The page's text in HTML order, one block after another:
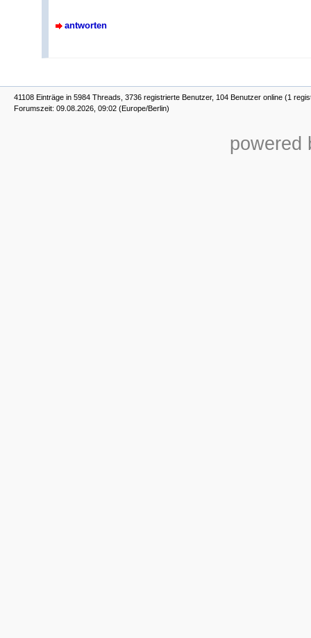
antworten
41108 Einträge in 5984 Threads, 3736 registrierte Benutzer, 104 Benutzer online (1
Forumszeit: 09.08.2026, 09:02 (Europe/Berlin)
powered